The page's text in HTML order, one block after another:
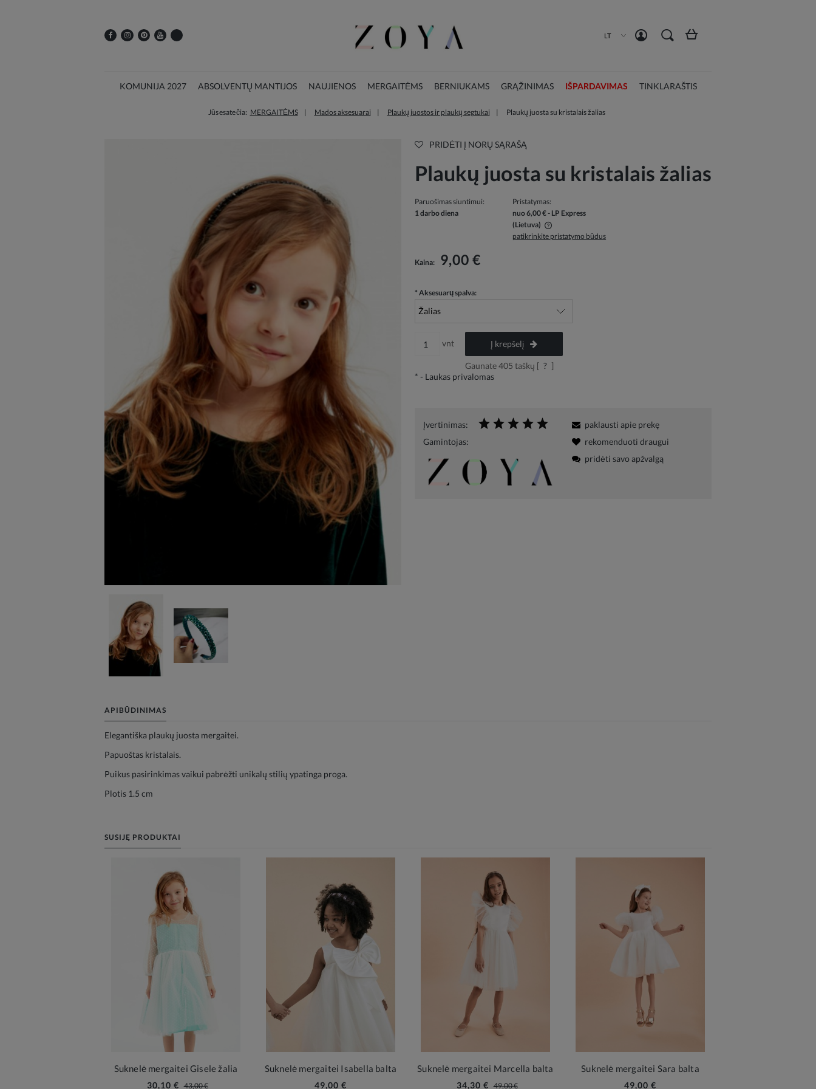
LT
KOMUNIJA 2027 ABSOLVENTŲ MANTIJOS NAUJIENOS MERGAITĖMS BERNIUKAMS GRĄŽINIMAS IŠPARDAVIMAS TINKLARAŠTIS
Jūs esate čia: MERGAITĖMS Mados aksesuarai Plaukų juostos ir plaukų segtukai Plaukų juosta su kristalais žalias
PRIDĖTI Į NORŲ SĄRAŠĄ
Plaukų juosta su kristalais žalias
Paruošimas siuntimui:
1 darbo diena
Pristatymas:
nuo 6,00 €- LP Express
(Lietuva)
išlaidos
patikrinkite pristatymo būdus
Kaina: 9,00 €
* Aksesuarų spalva:
vnt Į krepšelį
Gaunate405 taškų [ ? ]
* - Laukas privalomas
Įvertinimas:
Gamintojas:
paklausti apie prekę
rekomenduoti draugui
pridėti savo apžvalgą
APIBŪDINIMAS
Elegantiška plaukų juosta mergaitei.
Papuoštas kristalais.
Puikus pasirinkimas vaikui pabrėžti unikalų stilių ypatinga proga.
Plotis 1.5 cm
SUSIJĘ PRODUKTAI
Suknelė mergaitei Gisele žalia
30,10 € 43,00 €
Suknelė mergaitei Isabella balta
49,00 €
Suknelė mergaitei Marcella balta
34,30 € 49,00 €
Suknelė mergaitei Sara balta
49,00 €